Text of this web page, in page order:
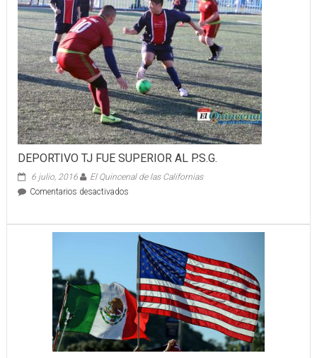
DEPORTIVO TJ FUE SUPERIOR AL P.S.G.
6 julio, 2016
El Quincenal de las Californias
Comentarios desactivadosen
SUPERIOR
P.S.G.